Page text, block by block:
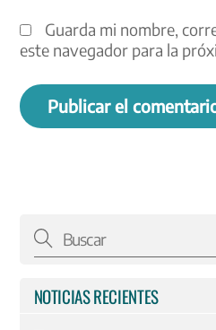
Guarda mi nombre,
este navegador para la
NOTICIAS RECIENTES